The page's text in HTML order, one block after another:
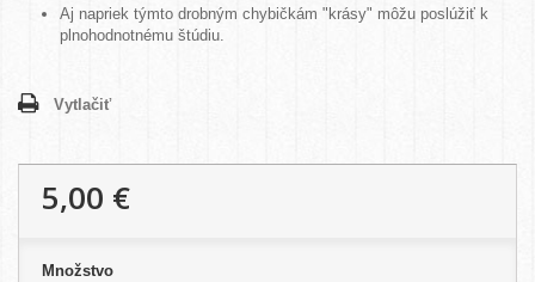
Aj napriek týmto drobným chybičkám "krásy" môžu poslúžiť k
plnohodnotnému štúdiu.
Vytlačiť
5,00 €
Množstvo